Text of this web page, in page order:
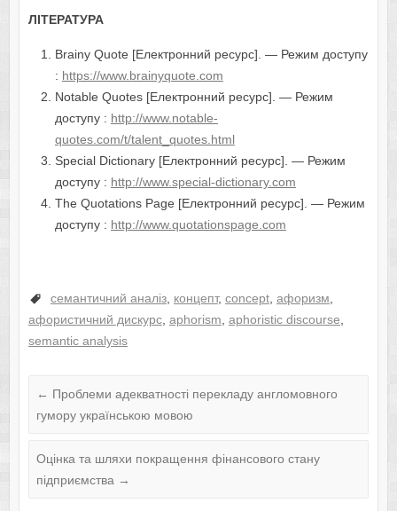
ЛІТЕРАТУРА
Brainy Quote [Електронний ресурс]. — Режим доступу
: https://www.brainyquote.com
Notable Quotes [Електронний ресурс]. — Режим
доступу : http://www.notable-
quotes.com/t/talent_quotes.html
Special Dictionary [Електронний ресурс]. — Режим
доступу : http://www.special-dictionary.com
The Quotations Page [Електронний ресурс]. — Режим
доступу : http://www.quotationspage.com
семантичний аналіз, концепт, concept, афоризм,
афористичний дискурс, aphorism, aphoristic discourse,
semantic analysis
← Проблеми адекватності перекладу англомовного
гумору українською мовою
Оцінка та шляхи покращення фінансового стану
підприємства →